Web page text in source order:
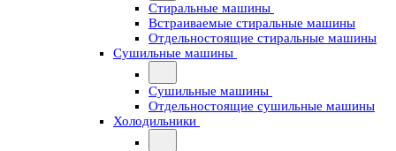
Стиральные машины
Встраиваемые стиральные машины
Отдельностоящие стиральные машины
Сушильные машины
Сушильные машины
Отдельностоящие сушильные машины
Холодильники